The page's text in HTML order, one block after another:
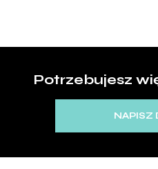
Potrzebujesz
NAPISZ